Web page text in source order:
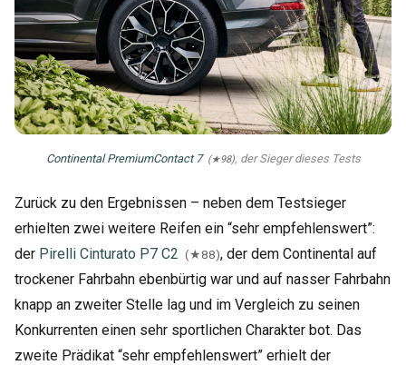
Continental PremiumContact 7 (★98), der Sieger dieses Tests
Zurück zu den Ergebnissen – neben dem Testsieger
erhielten zwei weitere Reifen ein “sehr empfehlenswert”:
der Pirelli Cinturato P7 C2 (★88), der dem Continental auf
trockener Fahrbahn ebenbürtig war und auf nasser Fahrbahn
knapp an zweiter Stelle lag und im Vergleich zu seinen
Konkurrenten einen sehr sportlichen Charakter bot. Das
zweite Prädikat “sehr empfehlenswert” erhielt der